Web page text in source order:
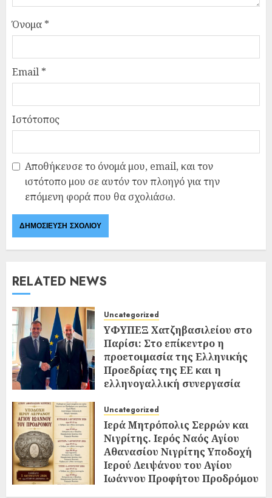
Όνομα *
Email *
Ιστότοπος
Αποθήκευσε το όνομά μου, email, και τον
ιστότοπο μου σε αυτόν τον πλοηγό για την
επόμενη φορά που θα σχολιάσω.
RELATED NEWS
Uncategorized
ΥΦΥΠΕΞ Χατζηβασιλείου στο
Παρίσι: Στο επίκεντρο η
προετοιμασία της Ελληνικής
Προεδρίας της ΕΕ και η
ελληνογαλλική συνεργασία
Uncategorized
Ιερά Μητρόπολις Σερρών και
Νιγρίτης. Ιερός Ναός Αγίου
Αθανασίου Νιγρίτης Υποδοχή
Ιερού Λειψάνου του Αγίου
Ιωάννου Προφήτου Προδρόμου